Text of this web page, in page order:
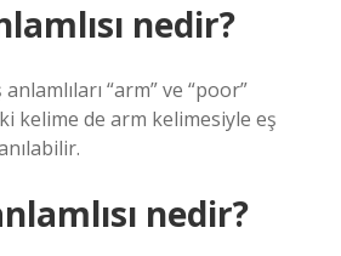
nedir?
“arm” ve “poor”
kelime de arm kelimesiyle eş
nedir?